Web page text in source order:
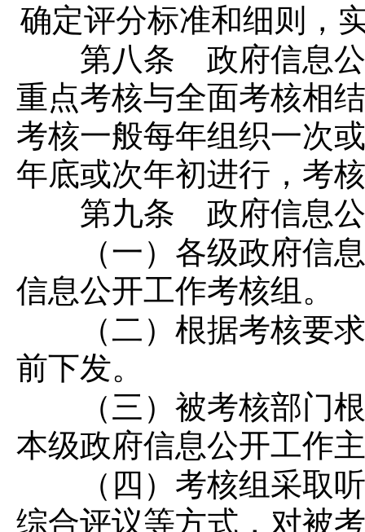
确定评分标准和细则，
第八条 政府信息公
重点考核与全面考核相
考核一般每年组织一次
年底或次年初进行，考
第九条 政府信息公
（一）各级政府信息
信息公开工作考核组。
（二）根据考核要求
前下发。
（三）被考核部门根
本级政府信息公开工作
（四）考核组采取听
综合评议等方式，对被